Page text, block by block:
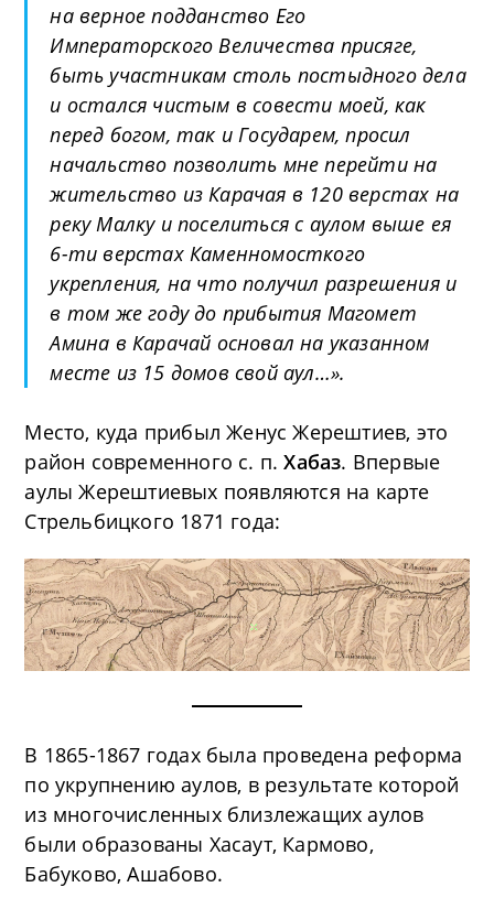
на верное подданство Его
Императорского Величества присяге,
быть участникам столь постыдного дела
и остался чистым в совести моей, как
перед богом, так и Государем, просил
начальство позволить мне перейти на
жительство из Карачая в 120 верстах на
реку Малку и поселиться с аулом выше ея
6-ти верстах Каменномосткого
укрепления, на что получил разрешения и
в том же году до прибытия Магомет
Амина в Карачай основал на указанном
месте из 15 домов свой аул…».
Место, куда прибыл Женус Жерештиев, это
район современного с. п.Хабаз. Впервые
аулы Жерештиевых появляются на карте
Стрельбицкого 1871 года:
В 1865-1867 годах была проведена реформа
по укрупнению аулов, в результате которой
из многочисленных близлежащих аулов
были образованы Хасаут, Кармово,
Бабуково, Ашабово.